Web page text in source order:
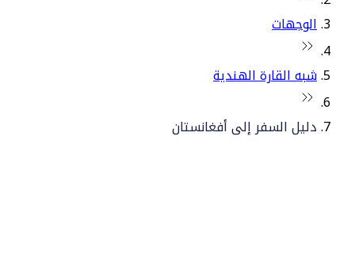
الوجهات
شبه القارة الهندية
دليل السفر إلى أفغانستان